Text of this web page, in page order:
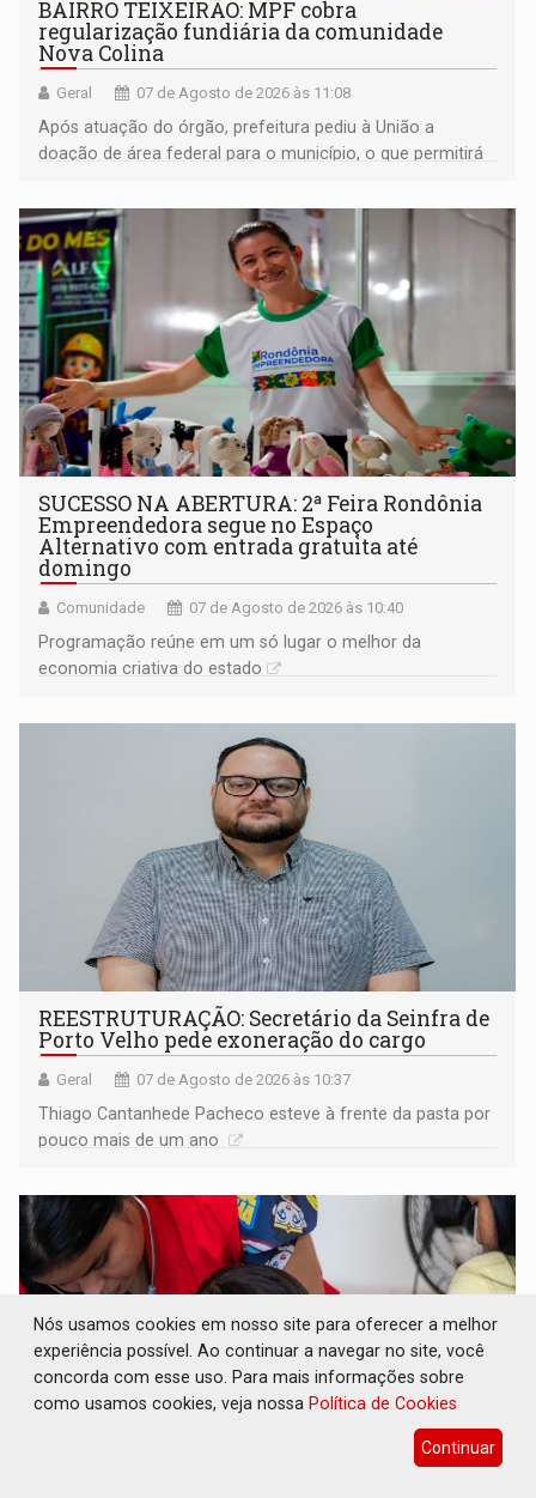
BAIRRO TEIXEIRÃO: MPF cobra
regularização fundiária da comunidade
Nova Colina
Geral 07 de Agosto de 2026 às 11:08
Após atuação do órgão, prefeitura pediu à União a
doação de área federal para o município, o que permitirá
SUCESSO NA ABERTURA: 2ª Feira Rondônia
Empreendedora segue no Espaço
Alternativo com entrada gratuita até
domingo
Comunidade 07 de Agosto de 2026 às 10:40
Programação reúne em um só lugar o melhor da
economia criativa do estado
REESTRUTURAÇÃO: Secretário da Seinfra de
Porto Velho pede exoneração do cargo
Geral 07 de Agosto de 2026 às 10:37
Thiago Cantanhede Pacheco esteve à frente da pasta por
pouco mais de um ano
Nós usamos cookies em nosso site para oferecer a melhor
experiência possível. Ao continuar a navegar no site, você
concorda com esse uso. Para mais informações sobre
como usamos cookies, veja nossa Política de Cookies
Continuar